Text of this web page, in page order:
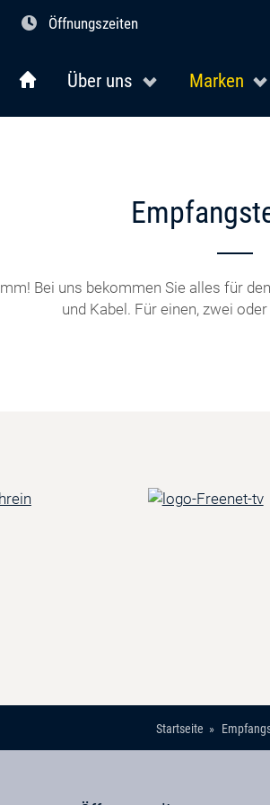
Öffnungszeiten
Über uns Marken
Bei uns bekommen Sie alles für
und Kabel. Für einen, zwei
Startseite